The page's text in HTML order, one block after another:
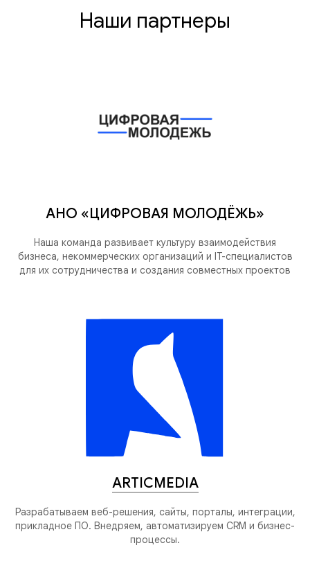
Наши партнеры
АНО «ЦИФРОВАЯ МОЛОДЁЖЬ»
Наша команда развивает культуру взаимодействия
бизнеса, некоммерческих организаций и IT-специалистов
для их сотрудничества и создания совместных проектов
ARTICMEDIA
Разрабатываем веб-решения, сайты, порталы, интеграции,
прикладное ПО. Внедряем, автоматизируем CRM и бизнес-
процессы.